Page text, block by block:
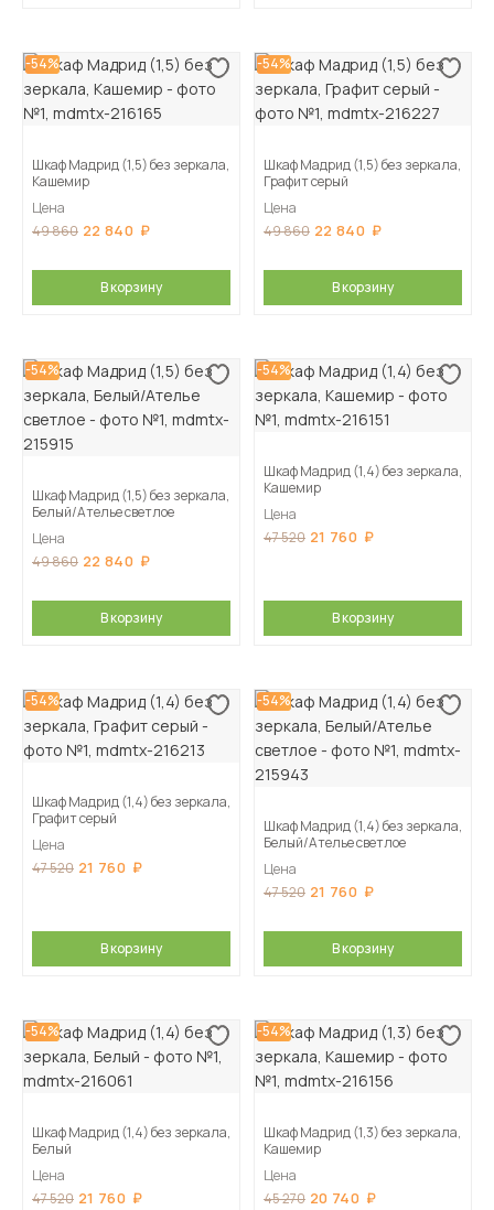
-54%
Шкаф Мадрид (1,5) без зеркала,
Кашемир
Цена
49 860 22 840
В корзину
-54%
Шкаф Мадрид (1,5) без зеркала,
Графит серый
Цена
49 860 22 840
В корзину
-54%
Шкаф Мадрид (1,5) без зеркала,
Белый/Ателье светлое
Цена
49 860 22 840
В корзину
-54%
Шкаф Мадрид (1,4) без зеркала,
Кашемир
Цена
47 520 21 760
В корзину
-54%
Шкаф Мадрид (1,4) без зеркала,
Графит серый
Цена
47 520 21 760
В корзину
-54%
Шкаф Мадрид (1,4) без зеркала,
Белый/Ателье светлое
Цена
47 520 21 760
В корзину
-54%
Шкаф Мадрид (1,4) без зеркала,
Белый
Цена
47 520 21 760
-54%
Шкаф Мадрид (1,3) без зеркала,
Кашемир
Цена
45 270 20 740